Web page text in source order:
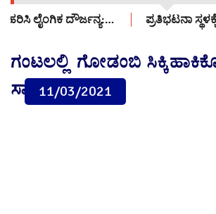
ಪ್ರತಿಭಟನಾ ಸ್ಥಳಕ್ಕೆ 12 ವರ್ಷದ ಬಾಲಕಿಯನ್ನು
ಗಂಟಲಲ್ಲಿ ಗೋಡಂಬಿ
ಸಾವು!11/03/2021